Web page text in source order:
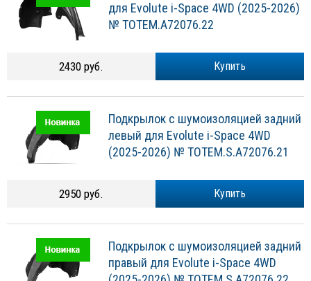
для Evolute i-Space 4WD (2025-2026)
№ TOTEM.A72076.22
Купить
2430 руб.
Подкрылок с шумоизоляцией задний
левый для Evolute i-Space 4WD
(2025-2026) № TOTEM.S.A72076.21
Купить
2950 руб.
Подкрылок с шумоизоляцией задний
правый для Evolute i-Space 4WD